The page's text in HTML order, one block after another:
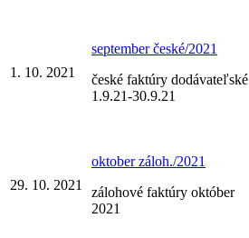
1. 10. 2021
september české/2021
české faktúry dodávateľské
1.9.21-30.9.21
29. 10. 2021
oktober záloh./2021
zálohové faktúry október
2021